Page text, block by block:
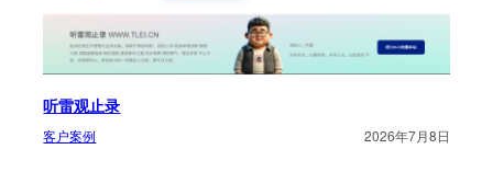
听雷观止录
客户案例 2026年7月8日